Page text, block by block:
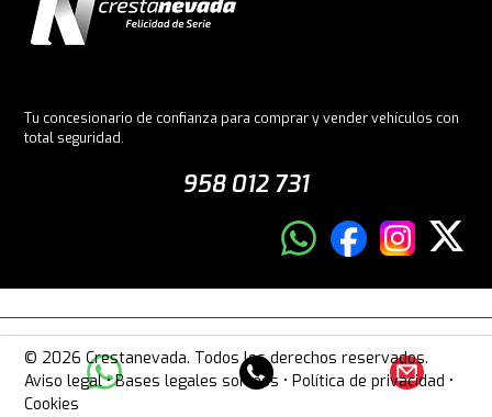
Tu concesionario de confianza para comprar y vender vehículos con
total seguridad.
958 012 731
© 2026 Crestanevada. Todos los derechos reservados.
Aviso legal•Bases legales sorteos •Política de privacidad •
Cookies